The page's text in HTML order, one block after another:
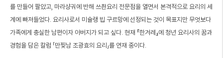
를 만들어 팔았고, 마라샹궈에 반해 쓰촨요리 전문점을 열면서 본격적으로 요리의 세
계에 빠져들었다. 요리사로서 미슐랭 빕 구르망에 선정되는 것이 목표지만 무엇보다
가족에게 충실한 남편이자 아버지가 되고 싶다. 현재 『한겨레』에 청년 요리사의 꿈과
경험을 담은 칼럼 「만찢남 조광효의 요리」를 연재 중이다.